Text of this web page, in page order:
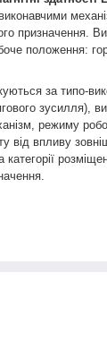
призначення.
положення:
за типо-
зусилля),
режиму
від впливу